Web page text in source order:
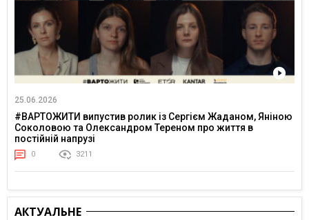
25.06.2026
#ВАРТОЖИТИ випустив ролик із Сергієм Жаданом, Яніною
Соколовою та Олександром Тереном про життя в
постійній напрузі
0 3211
АКТУАЛЬНЕ